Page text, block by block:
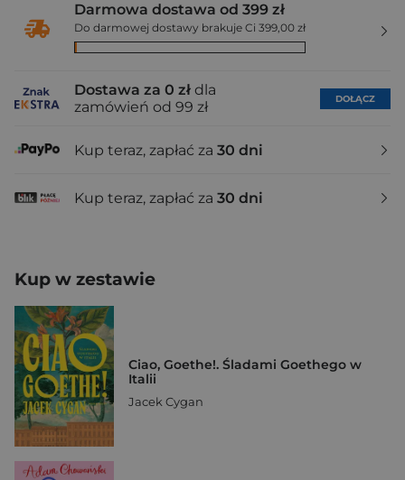
Darmowa dostawa od 399 zł
Do darmowej dostawy brakuje Ci 399,00 zł
Dostawa za 0 zł dla
zamówień od 99 zł
DOŁĄCZ
Kup teraz, zapłać za 30 dni
Kup teraz, zapłać za 30 dni
Kup w zestawie
Ciao, Goethe!. Śladami Goethego w
Italii
Jacek Cygan